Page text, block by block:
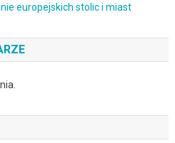
europejskich stolic i miast